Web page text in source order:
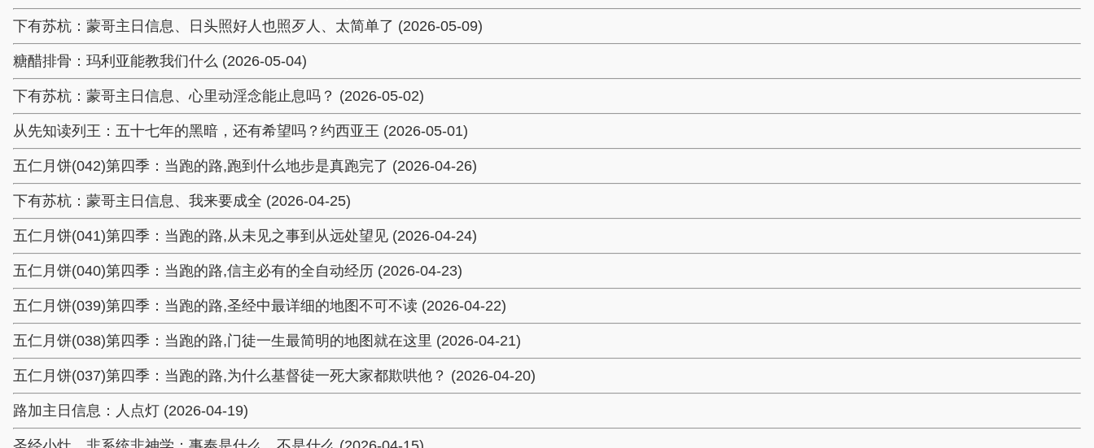
下有苏杭：蒙哥主日信息、日头照好人也照歹人、太简单了 (2026-05-09)
糖醋排骨：玛利亚能教我们什么 (2026-05-04)
下有苏杭：蒙哥主日信息、心里动淫念能止息吗？ (2026-05-02)
从先知读列王：五十七年的黑暗，还有希望吗？约西亚王 (2026-05-01)
五仁月饼(042)第四季：当跑的路,跑到什么地步是真跑完了 (2026-04-26)
下有苏杭：蒙哥主日信息、我来要成全 (2026-04-25)
五仁月饼(041)第四季：当跑的路,从未见之事到从远处望见 (2026-04-24)
五仁月饼(040)第四季：当跑的路,信主必有的全自动经历 (2026-04-23)
五仁月饼(039)第四季：当跑的路,圣经中最详细的地图不可不读 (2026-04-22)
五仁月饼(038)第四季：当跑的路,门徒一生最简明的地图就在这里 (2026-04-21)
五仁月饼(037)第四季：当跑的路,为什么基督徒一死大家都欺哄他？ (2026-04-20)
路加主日信息：人点灯 (2026-04-19)